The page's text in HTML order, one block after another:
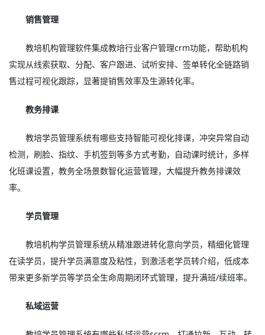
销售管理
教培机构管理软件集成教培行业客户管理crm功能，帮助机构
实现从线索获取、分配、客户跟进、试听安排、签单转化全链路销
售过程可视化跟踪，显著提销售效率及生源转化率。
教务排课
教培学员管理系统有哪些支持智能可视化排课，冲突异常自动
检测，刷脸、指纹、手机签到等多方式考勤，自动课时统计，多样
化班课设置，教务全场景数智化运营管理，大幅提升教务排课效
率。
学员管理
教培机构学员管理系统从精准跟进转化意向学员，精细化管理
在读学员，提升学员满意度及粘性，到激活老学员转介绍，低成本
带来更多新学员等学员全生命周期闭环式管理，提升满班/续班率。
私域运营